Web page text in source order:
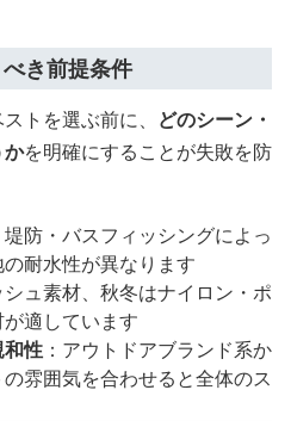
き前提条件
トを選ぶ前に、 どのシーン・
かを明確にすることが失敗を防
防・バスフィッシングによっ
耐水性が異なります
シュ素材、秋冬はナイロン・ポ
適しています
性 ：アウトドアブランド系か
雰囲気を合わせると全体のス